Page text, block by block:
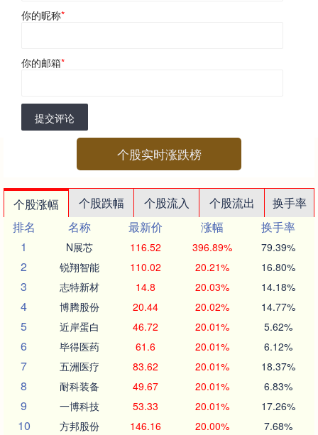
你的昵称*
你的邮箱*
提交评论
个股实时涨跌榜
个股涨幅 个股跌幅 个股流入 个股流出
换手率
排名
名称 最新价 涨幅
换手率
1
N展芯 116.52 396.89% 79.39%
2 锐翔智能 110.02 20.21% 16.80%
3 志特新材 14.8 20.03% 14.18%
4 博腾股份 20.44 20.02% 14.77%
5 近岸蛋白 46.72 20.01% 5.62%
6 毕得医药 61.6 20.01% 6.12%
7 五洲医疗 83.62 20.01% 18.37%
8 耐科装备 49.67 20.01% 6.83%
9 一博科技 53.33 20.01% 17.26%
10 方邦股份 146.16 20.00% 7.68%